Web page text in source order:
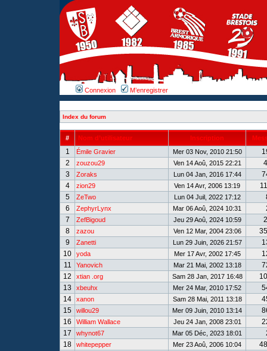
Connexion M’enregistrer
Index du forum
# Nom d’utilisateur Inscription
1 Émile Gravier Mer 03 Nov, 2010 21:50
2
zouzou29 Ven 14 Aoû, 2015 22:21
3
Zoraks Lun 04 Jan, 2016 17:44
4
zion29 Ven 14 Avr, 2006 13:19
5
ZeTwo Lun 04 Juil, 2022 17:12
6
ZephyrLynx Mar 06 Aoû, 2024 10:31
7
ZefBigoud Jeu 29 Aoû, 2024 10:59
8
zazou Ven 12 Mar, 2004 23:06
9
Zanetti Lun 29 Juin, 2026 21:57
10
yoda Mer 17 Avr, 2002 17:45
11
Yanovich Mar 21 Mai, 2002 13:18
12
xtian .org Sam 28 Jan, 2017 16:48
13
xbeuhx Mer 24 Mar, 2010 17:52
14
xanon Sam 28 Mai, 2011 13:18
15
willou29 Mer 09 Juin, 2010 13:14
16
William Wallace Jeu 24 Jan, 2008 23:01
17
whynot67 Mar 05 Déc, 2023 18:01
18
whitepepper Mer 23 Aoû, 2006 10:04